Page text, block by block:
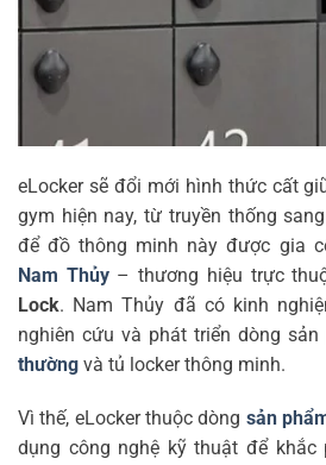
eLocker sẽ đổi mới hình thức cất
gym hiện nay, từ truyền thống
để đồ thông minh này được gia
Nam Thủy– thương hiệu trực
Lock. Nam Thủy đã có kinh
nghiên cứu và phát triển dòng sản
thường và tủ locker thông minh.
Vì thế, eLocker thuộc dòng sản
dụng công nghệ kỹ thuật để khắc